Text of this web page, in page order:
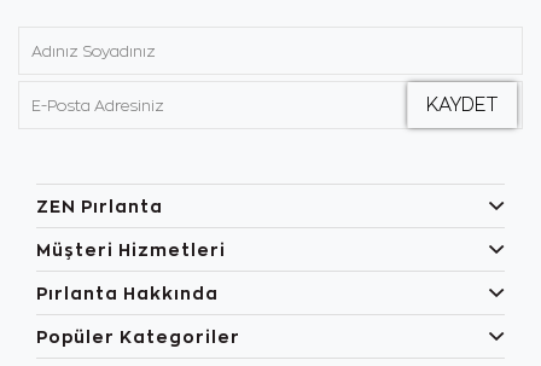
ZEN Pırlanta
Müşteri Hizmetleri
Pırlanta Hakkında
Popüler Kategoriler